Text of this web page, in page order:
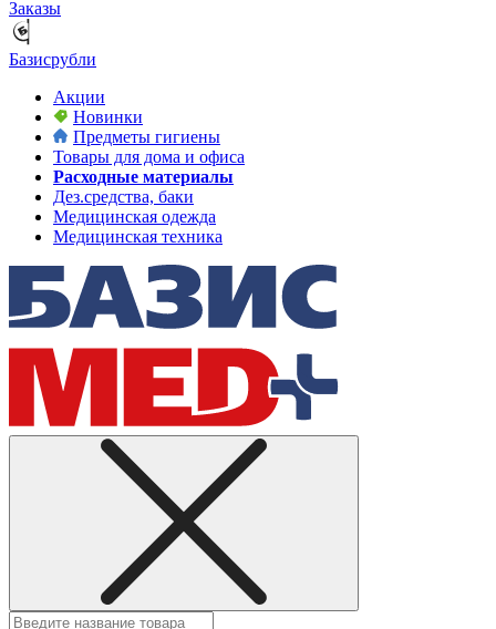
Заказы
Базисрубли
Акции
Новинки
Предметы гигиены
Товары для дома и офиса
Расходные материалы
Дез.средства, баки
Медицинская одежда
Медицинская техника